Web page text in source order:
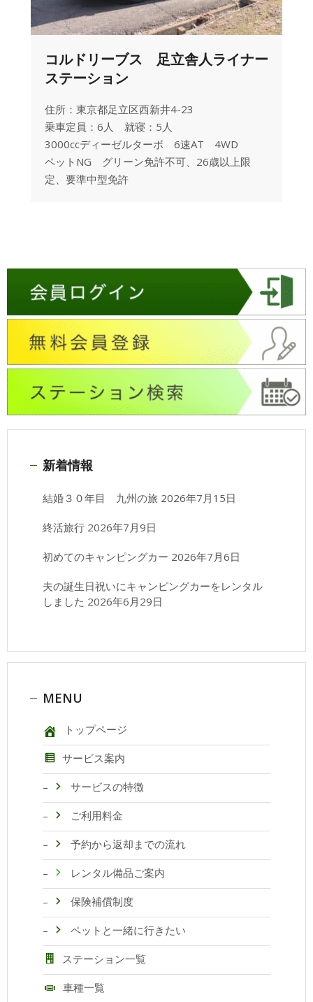
コルドリーブス 足立舎人ライナー
ステーション
住所：東京都足立区西新井4-23
乗車定員：6人 就寝：5人
3000ccディーゼルターボ 6速AT 4WD
ペットNG グリーン免許不可、26歳以上限
定、要準中型免許
新着情報
結婚３０年目 九州の旅 2026年7月15日
終活旅行 2026年7月9日
初めてのキャンピングカー 2026年7月6日
夫の誕生日祝いにキャンピングカーをレンタル
しました 2026年6月29日
MENU
トップページ
サービス案内
サービスの特徴
ご利用料金
予約から返却までの流れ
レンタル備品ご案内
保険補償制度
ペットと一緒に行きたい
ステーション一覧
車種一覧